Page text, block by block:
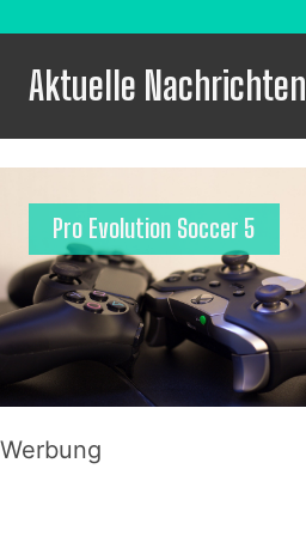
Aktuelle Nachrichten
Pro Evolution Soccer 5
Werbung